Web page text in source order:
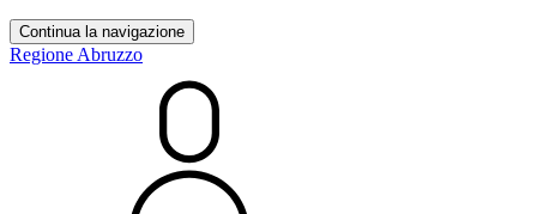
Continua la navigazione
Regione Abruzzo